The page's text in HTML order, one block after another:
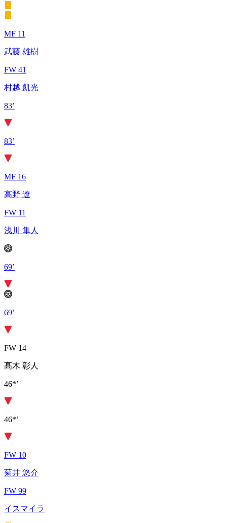
MF 11
武藤 雄樹
FW 41
村越 凱光
83’
83’
MF 16
高野 遼
FW 11
浅川 隼人
69’
69’
FW 14
髙木 彰人
46*’
46*’
FW 10
菊井 悠介
FW 99
イスマイラ